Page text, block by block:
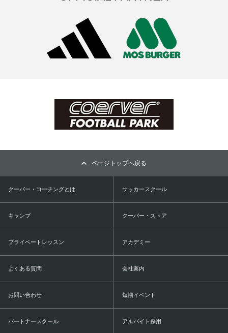
ページトップへ戻る
クーバー・コーチングとは サッカースクール
キャンプ クーバー・ストア
プライベートレッスン アカデミー
よくある質問 会社案内
お問い合わせ 短期イベント
パートナースクール アルバイト採用